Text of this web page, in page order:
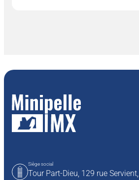
Siège social
Tour Part-Dieu, 129 rue Servient,